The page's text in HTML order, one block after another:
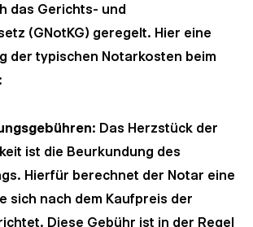
das Gerichts- und
(GNotKG) geregelt. Hier eine
der typischen Notarkosten beim
: Das Herzstück der
ist die Beurkundung des
Hierfür berechnet der Notar eine
sich nach dem Kaufpreis der
Diese Gebühr ist in der Regel